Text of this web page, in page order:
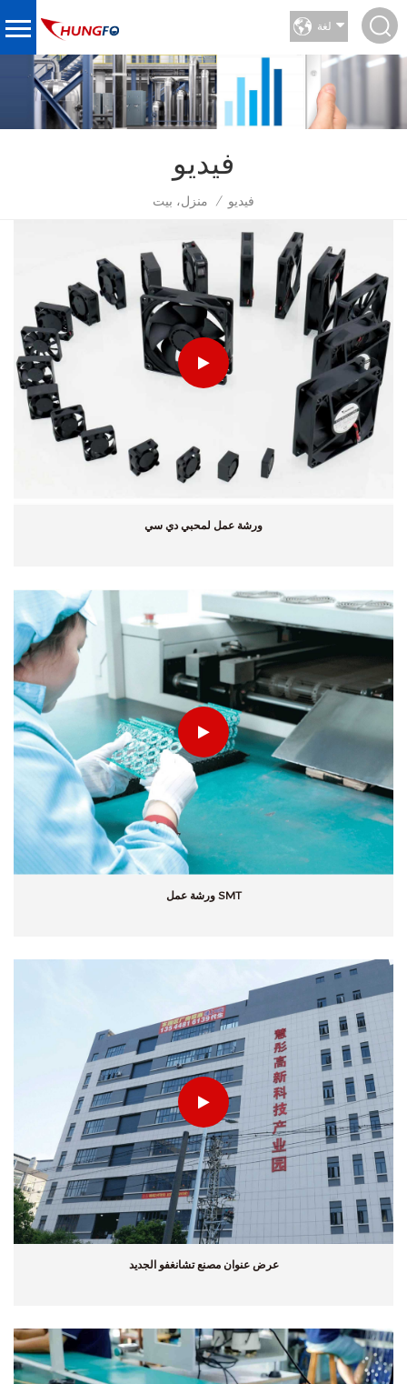
لغة
فيديو
منزل، بيت / فيديو
ورشة عمل لمحبي دي سي
ورشة عمل SMT
عرض عنوان مصنع تشانغفو الجديد